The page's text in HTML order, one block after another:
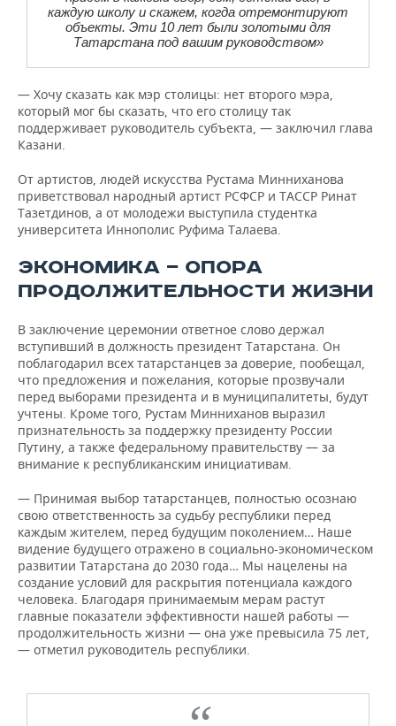
каждую школу и скажем, когда отремонтируют
объекты. Эти 10 лет были золотыми для
Татарстана под вашим руководством»
— Хочу сказать как мэр столицы: нет второго мэра,
который мог бы сказать, что его столицу так
поддерживает руководитель субъекта, — заключил глава
Казани.
От артистов, людей искусства Рустама Минниханова
приветствовал народный артист РСФСР и ТАССР Ринат
Тазетдинов, а от молодежи выступила студентка
университета Иннополис Руфима Талаева.
ЭКОНОМИКА — ОПОРА
ПРОДОЛЖИТЕЛЬНОСТИ ЖИЗНИ
В заключение церемонии ответное слово держал
вступивший в должность президент Татарстана. Он
поблагодарил всех татарстанцев за доверие, пообещал,
что предложения и пожелания, которые прозвучали
перед выборами президента и в муниципалитеты, будут
учтены. Кроме того, Рустам Минниханов выразил
признательность за поддержку президенту России
Путину, а также федеральному правительству — за
внимание к республиканским инициативам.
— Принимая выбор татарстанцев, полностью осознаю
свою ответственность за судьбу республики перед
каждым жителем, перед будущим поколением… Наше
видение будущего отражено в социально-экономическом
развитии Татарстана до 2030 года… Мы нацелены на
создание условий для раскрытия потенциала каждого
человека. Благодаря принимаемым мерам растут
главные показатели эффективности нашей работы —
продолжительность жизни — она уже превысила 75 лет,
— отметил руководитель республики.